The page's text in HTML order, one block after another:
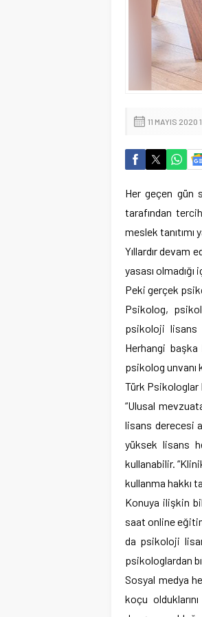
11 MAYIS 2020
Her geçen gün
tarafından
meslek
Yıllardır devam
yasası
Peki gerçek
Psikolog,
psikoloji lisans
Herhangi
psikolog unvanı
Türk Psikologlar
“Ulusal
lisans derecesi
yüksek lisans
kullanabilir.
kullanma hakkı
Konuya ilişkin
saat online
da psikoloji
psikologlardan
Sosyal medya
koçu